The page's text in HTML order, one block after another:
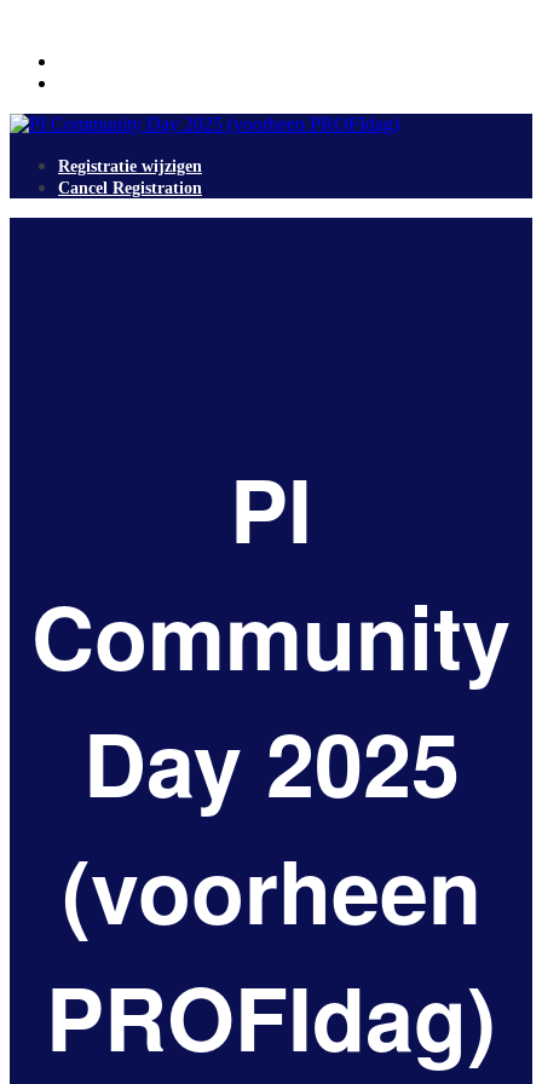
Registratie wijzigen
Cancel Registration
PI
Community
Day 2025
(voorheen
PROFIdag)